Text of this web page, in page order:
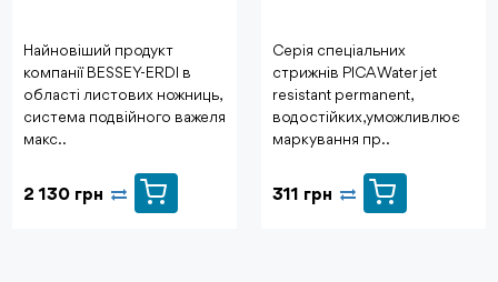
Найновіший продукт
компанії BESSEY-ERDI в
області листових ножниць,
система подвійного важеля
макс..
2 130 грн
Серія спеціальних
стрижнів PICA Water jet
resistant permanent,
водостійких, уможливлює
маркування пр..
311 грн